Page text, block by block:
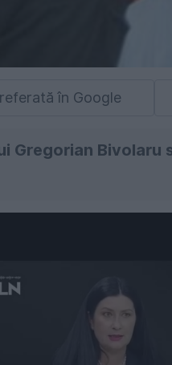
în Google
Gregorian Bivolaru